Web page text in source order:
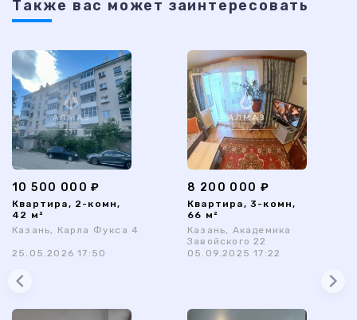
Также ваc может заинтересовать
10 500 000 ₽
Квартира, 2-комн,
42 м²
Казань, Карла Фукса 4
25.05.2026 17:50
8 200 000 ₽
Квартира, 3-комн,
66 м²
Казань, Академика
Завойского 22
05.09.2025 17:22